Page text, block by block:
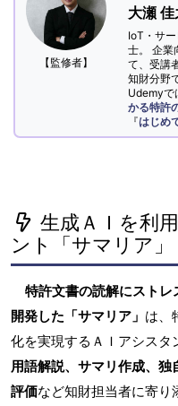
【監修者】
大瀬 佳
IoT・サ
士。 企業
て、受講
知財分野
Udemyで
かる特許
『はじめ
生成ＡＩを利
ント「サマリア」
特許文書の読解にストレ
開発した「サマリア」 は、
化を実現するＡＩアシスタ
用語解説、サマリ作成、
評価など知財担当者に寄り